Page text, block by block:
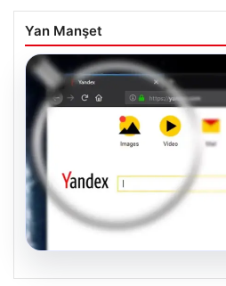
Yan Manşet